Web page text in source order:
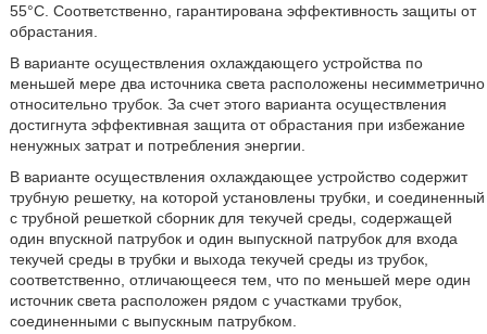
55°C. Соответственно, гарантирована эффективность защиты от
обрастания.
В варианте осуществления охлаждающего устройства по
меньшей мере два источника света расположены несимметрично
относительно трубок. За счет этого варианта осуществления
достигнута эффективная защита от обрастания при избежание
ненужных затрат и потребления энергии.
В варианте осуществления охлаждающее устройство содержит
трубную решетку, на которой установлены трубки, и соединенный
с трубной решеткой сборник для текучей среды, содержащей
один впускной патрубок и один выпускной патрубок для входа
текучей среды в трубки и выхода текучей среды из трубок,
соответственно, отличающееся тем, что по меньшей мере один
источник света расположен рядом с участками трубок,
соединенными с выпускным патрубком.